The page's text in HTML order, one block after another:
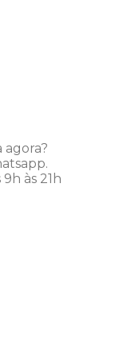
agora?
às 21h